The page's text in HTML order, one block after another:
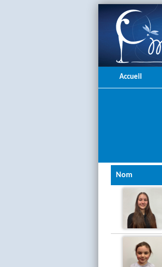
Accueil
Nom